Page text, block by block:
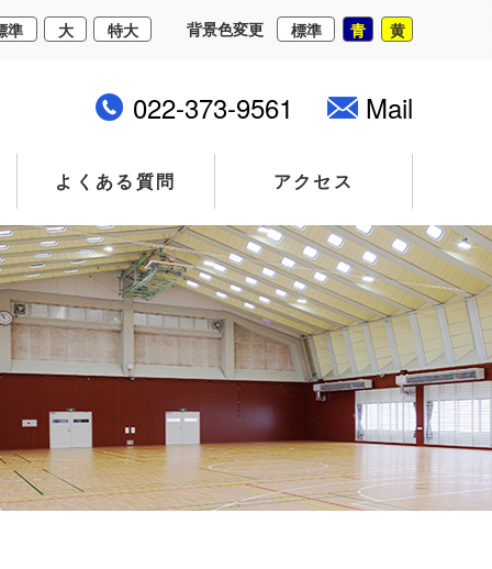
背景色変更 標準 青 黄
準 大 特大
022-373-9561 Mail
よくある質問 アクセス